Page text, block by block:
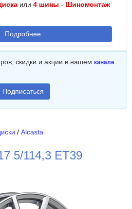
или 4 шины - Шиномонтаж
Подробнее
скидки и акции в нашем канале
Подписаться
/ Alcasta
5/114,3 ET39